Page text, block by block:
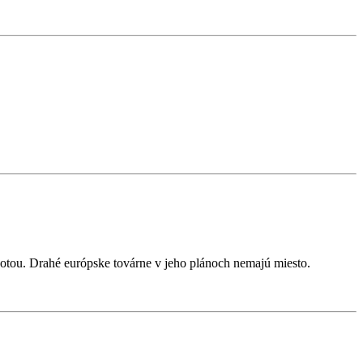
Drahé európske továrne v jeho plánoch nemajú miesto.